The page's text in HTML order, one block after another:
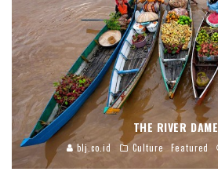
THE RIVER DAME
blj.co.id Culture Featured